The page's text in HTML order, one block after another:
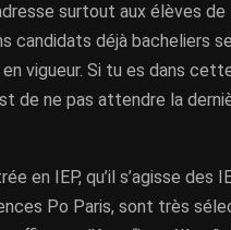
surtout aux élèves de
candidats déjà bacheliers
vigueur. Si tu es dans
de ne pas attendre la
en IEP, qu’il s’agisse des
Po Paris, sont très